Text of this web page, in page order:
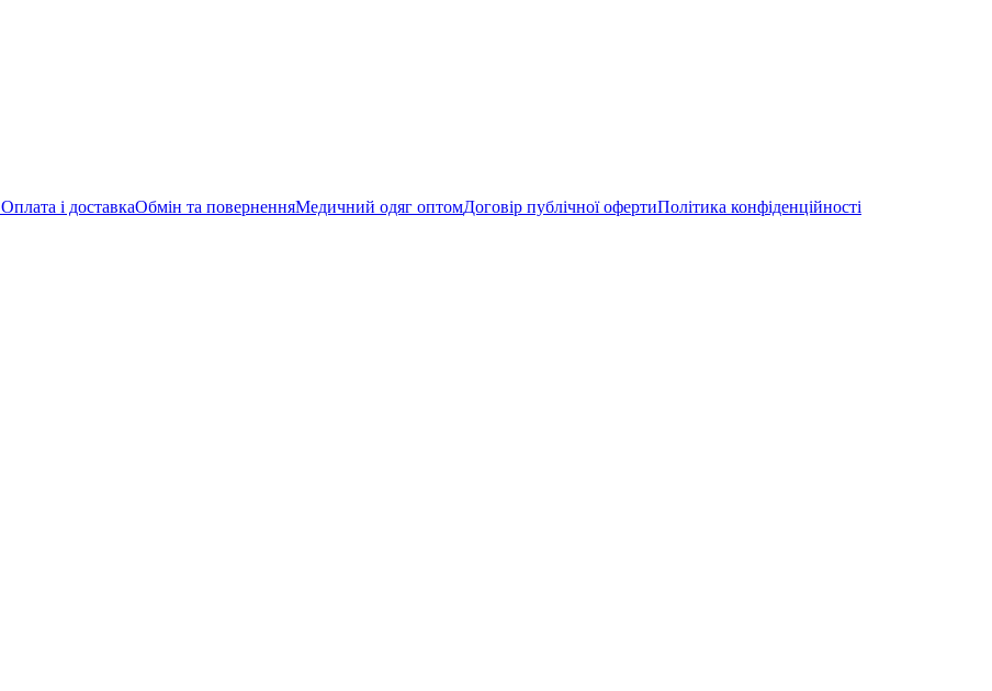
Оплата і доставкаОбмін та поверненняМедичний одяг оптомДоговір публічної офертиПолітика конфіденційності